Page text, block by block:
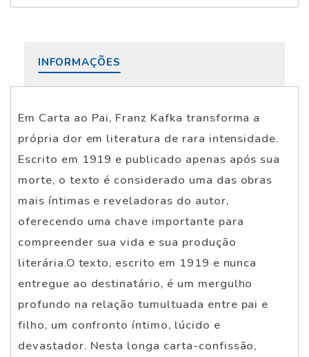
INFORMAÇÕES
Em Carta ao Pai, Franz Kafka transforma a
própria dor em literatura de rara intensidade.
Escrito em 1919 e publicado apenas após sua
morte, o texto é considerado uma das obras
mais íntimas e reveladoras do autor,
oferecendo uma chave importante para
compreender sua vida e sua produção
literária.O texto, escrito em 1919 e nunca
entregue ao destinatário, é um mergulho
profundo na relação tumultuada entre pai e
filho, um confronto íntimo, lúcido e
devastador. Nesta longa carta-confissão,